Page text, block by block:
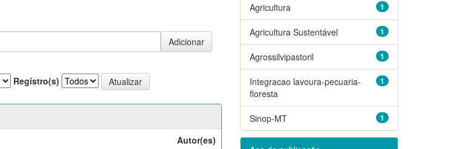
Registro(s)
Autor(es)
1
Agricultura
1
Agricultura Sustentável
1
Agrossilvipastoril
1
Integracao lavoura-pecuaria-
floresta
1
Sinop-MT